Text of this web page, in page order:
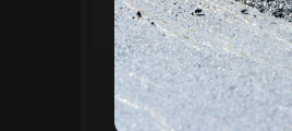
estratégicas.